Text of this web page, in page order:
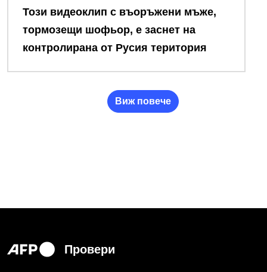
Този видеоклип с въоръжени мъже,
тормозeщи шофьор, е заснет на
контролирана от Русия територия
Виж повече
Провери